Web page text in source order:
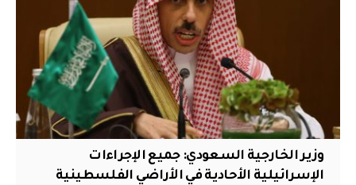
وزير الخارجية السعودي: جميع الإجراءات
الإسرائيلية الأحادية في الأراضي الفلسطينية